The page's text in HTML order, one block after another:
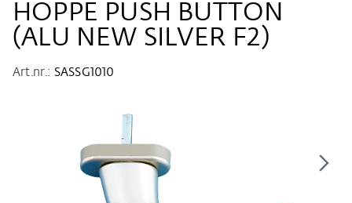
HOPPE PUSH BUTTON
(ALU NEW SILVER F2)
Art.nr.: SASSG1010